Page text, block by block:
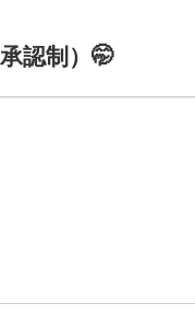
認制）🤭